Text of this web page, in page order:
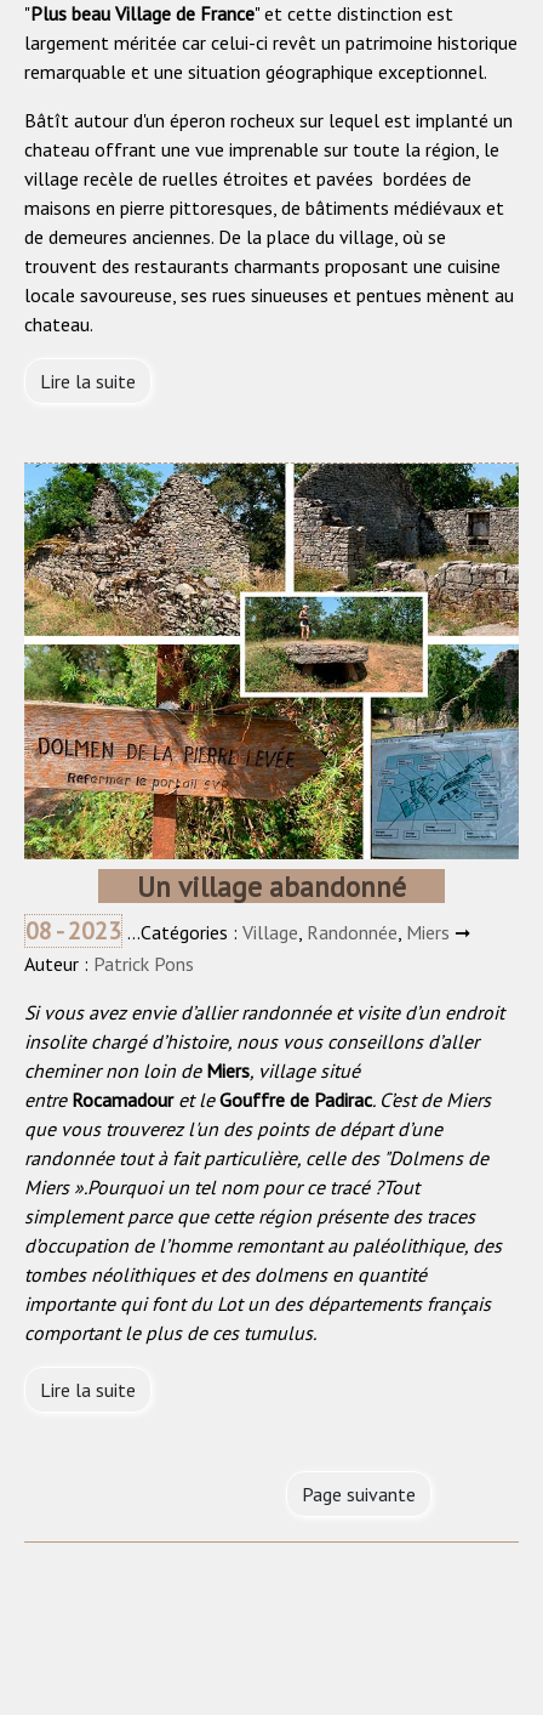
"Plus beau Village de France" et cette distinction est
largement méritée car celui-ci revêt un patrimoine historique
remarquable et une situation géographique exceptionnel.
Bâtît autour d'un éperon rocheux sur lequel est implanté un
chateau offrant une vue imprenable sur toute la région, le
village recèle de ruelles étroites et pavées bordées de
maisons en pierre pittoresques, de bâtiments médiévaux et
de demeures anciennes. De la place du village, où se
trouvent des restaurants charmants proposant une cuisine
locale savoureuse, ses rues sinueuses et pentues mènent au
chateau.
Lire la suite
Un village abandonné
08 - 2023 ...Catégories : Village Randonnée Miers ➞
Auteur : Patrick Pons
Si vous avez envie d’allier randonnée et visite d’un endroit
insolite chargé d’histoire, nous vous conseillons d’aller
cheminer non loin de Miers, village situé
entre Rocamadour et le Gouffre de Padirac. C’est de Miers
que vous trouverez l'un des points de départ d’une
randonnée tout à fait particulière, celle des "Dolmens de
Miers ».Pourquoi un tel nom pour ce tracé ?Tout
simplement parce que cette région présente des traces
d’occu­pation de l’homme remontant au paléolithique, des
tombes néo­lithiques et des dolmens en quantité
importante qui font du Lot un des départements français
comportant le plus de ces tumulus.
Lire la suite
Page suivante